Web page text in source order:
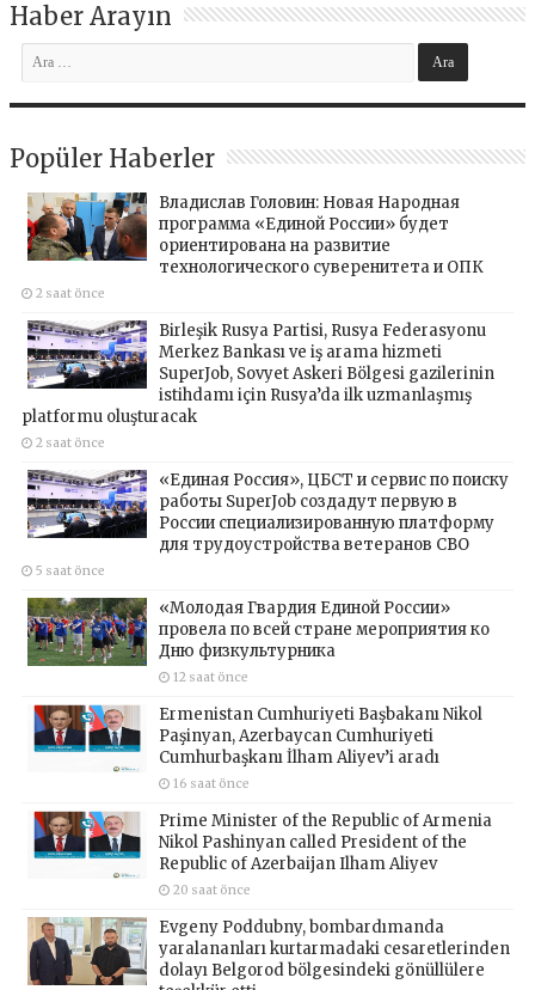
Haber Arayın
Popüler Haberler
Владислав Головин: Новая Народная
программа «Единой России» будет
ориентирована на развитие
технологического суверенитета и ОПК
2 saat önce
Birleşik Rusya Partisi, Rusya Federasyonu
Merkez Bankası ve iş arama hizmeti
SuperJob, Sovyet Askeri Bölgesi gazilerinin
istihdamı için Rusya’da ilk uzmanlaşmış
platformu oluşturacak
2 saat önce
«Единая Россия», ЦБСТ и сервис по поиску
работы SuperJob создадут первую в
России специализированную платформу
для трудоустройства ветеранов СВО
5 saat önce
«Молодая Гвардия Единой России»
провела по всей стране мероприятия ко
Дню физкультурника
12 saat önce
Ermenistan Cumhuriyeti Başbakanı Nikol
Paşinyan, Azerbaycan Cumhuriyeti
Cumhurbaşkanı İlham Aliyev’i aradı
16 saat önce
Prime Minister of the Republic of Armenia
Nikol Pashinyan called President of the
Republic of Azerbaijan Ilham Aliyev
20 saat önce
Evgeny Poddubny, bombardımanda
yaralananları kurtarmadaki cesaretlerinden
dolayı Belgorod bölgesindeki gönüllülere